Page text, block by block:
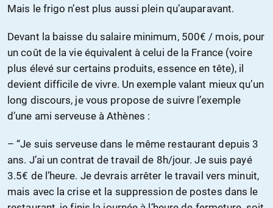
Mais le frigo n’est plus aussi plein qu’auparavant.
Devant la baisse du salaire minimum, 500€ / mois, pour
un coût de la vie équivalent à celui de la France (voire
plus élevé sur certains produits, essence en tête), il
devient difficile de vivre. Un exemple valant mieux qu’un
long discours, je vous propose de suivre l’exemple
d’une ami serveuse à Athènes :
– “Je suis serveuse dans le même restaurant depuis 3
ans. J’ai un contrat de travail de 8h/jour. Je suis payé
3.5€ de l’heure. Je devrais arrêter le travail vers minuit,
mais avec la crise et la suppression de postes dans le